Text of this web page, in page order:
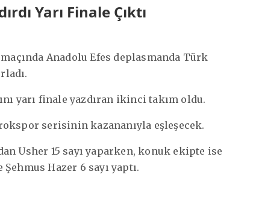
Yarı Finale Çıktı
Anadolu Efes deplasmanda Türk
yarı finale yazdıran ikinci takım oldu.
serisinin kazananıyla eşleşecek.
Usher 15 sayı yaparken, konuk ekipte ise
Hazer 6 sayı yaptı.